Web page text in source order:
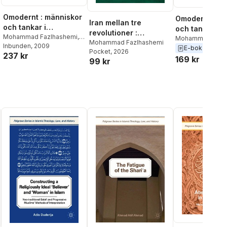
Omodernt : människor
och tankar i
förmodern tid
Mohammad Fazlhashemi,
Eva Österberg
Inbunden, 2009
237 kr
Iran mellan tre
revolutioner :
förebilder och
motbilder
Mohammad Fazlhashemi
Pocket, 2026
99 kr
Omodernt :
och tankar i
förmodern tid
Mohammad
Eva Österberg
E-bok
169 kr